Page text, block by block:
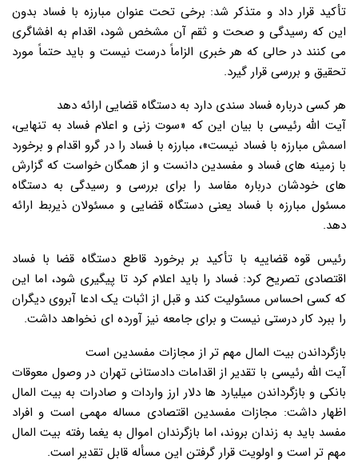
تأکید قرار داد و متذکر شد: برخی تحت عنوان مبارزه با فساد بدون
این که رسیدگی و صحت و ثقم آن مشخص شود، اقدام به افشاگری
می کنند در حالی که هر خبری الزاماً درست نیست و باید حتماً مورد
تحقیق و بررسی قرار گیرد.
هر کسی درباره فساد سندی دارد به دستگاه قضایی ارائه دهد
آیت الله رئیسی با بیان این که «سوت زنی و اعلام فساد به تنهایی،
اسمش مبارزه با فساد نیست»، مبارزه با فساد را در گرو اقدام و برخورد
با زمینه های فساد و مفسدین دانست و از همگان خواست که گزارش
های خودشان درباره مفاسد را برای بررسی و رسیدگی به دستگاه
مسئول مبارزه با فساد یعنی دستگاه قضایی و مسئولان ذیربط ارائه
دهد.
رئیس قوه قضاییه با تأکید بر برخورد قاطع دستگاه قضا با فساد
اقتصادی تصریح کرد: فساد را باید اعلام کرد تا پیگیری شود، اما این
که کسی احساس مسئولیت کند و قبل از اثبات یک ادعا آبروی دیگران
را ببرد کار درستی نیست و برای جامعه نیز آورده ای نخواهد داشت.
بازگرداندن بیت المال مهم تر از مجازات مفسدین است
آیت الله رئیسی با تقدیر از اقدامات دادستانی تهران در وصول معوقات
بانکی و بازگرداندن میلیارد ها دلار ارز واردات و صادرات به بیت المال
اظهار داشت: مجازات مفسدین اقتصادی مساله مهمی است و افراد
مفسد باید به زندان بروند، اما بازگرندان اموال به یغما رفته بیت المال
مهم تر است و اولویت قرار گرفتن این مسأله قابل تقدیر است.